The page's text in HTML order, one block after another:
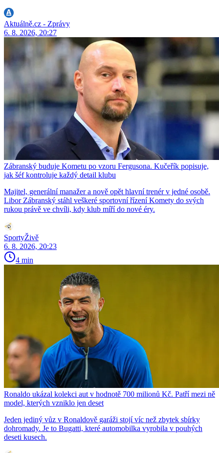
Aktuálně.cz - Zprávy
6. 8. 2026, 20:27
Zábranský buduje Kometu po vzoru Fergusona. Kučeřík popisuje,
jak šéf kontroluje každý detail klubu
Majitel, generální manažer a nově opět hlavní trenér v jedné osobě.
Libor Zábranský stáhl veškeré sportovní řízení Komety do svých
rukou právě ve chvíli, kdy klub míří do nové éry.
SportyŽivě
6. 8. 2026, 20:23
4 min
Ronaldo ukázal kolekci aut v hodnotě 700 milionů Kč. Patří mezi ně
model, kterých vzniklo jen deset
Jeden jediný vůz v Ronaldově garáži stojí víc než zbytek sbírky
dohromady. Je to Bugatti, které automobilka vyrobila v pouhých
deseti kusech.